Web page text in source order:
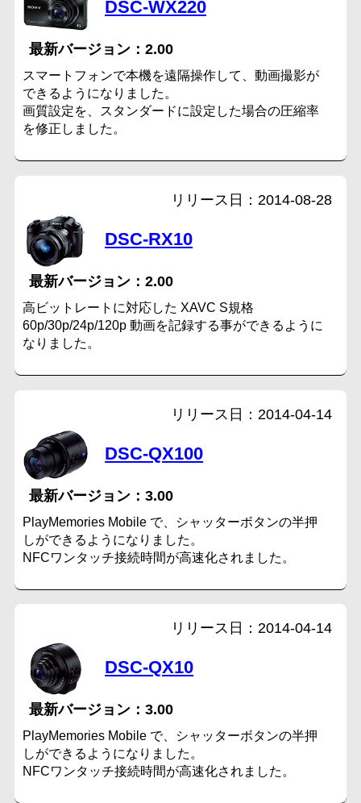
DSC-WX220
2.00
スマートフォンで本機を遠隔操作して、動画撮影が
できるようになりました。
画質設定を、スタンダードに設定した場合の圧縮率
を修正しました。
DSC-RX10
2.00
2014-08-28
高ビットレートに対応した XAVC S規格
60p/30p/24p/120p 動画を記録する事ができるように
なりました。
DSC-QX100
3.00
2014-04-14
PlayMemories Mobile で、シャッターボタンの半押
しができるようになりました。
NFCワンタッチ接続時間が高速化されました。
DSC-QX10
3.00
2014-04-14
PlayMemories Mobile で、シャッターボタンの半押
しができるようになりました。
NFCワンタッチ接続時間が高速化されました。